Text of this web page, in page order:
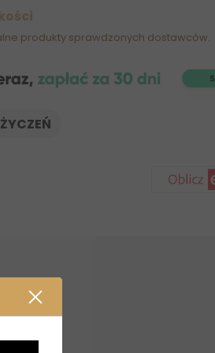
produkty sprawdzonych dostawców.